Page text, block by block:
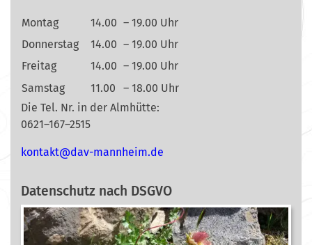
Montag 14.00 – 19.00 Uhr
Donnerstag
14.00 – 19.00 Uhr
Freitag
14.00 – 19.00 Uhr
Samstag
11.00
– 18.00 Uhr
Die Tel. Nr. in der Almhütte:
0621–167–2515
ed.mi
ehnna
m-vad
@tkat
nok
Datenschutz nach DSGVO